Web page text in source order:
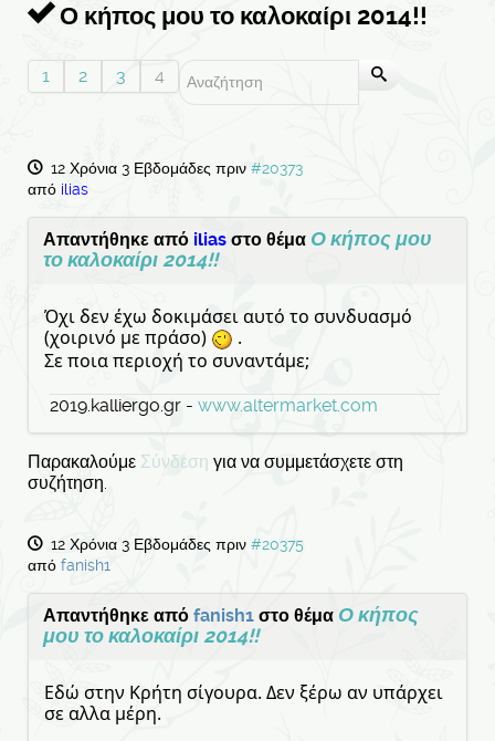
Ο κήπος μου το καλοκαίρι 2014!!
1 2 3 4
12 Χρόνια 3 Εβδομάδες πριν #20373
από ilias
Απαντήθηκε από ilias στο θέμα Ο κήπος μου
το καλοκαίρι 2014!!
Όχι δεν έχω δοκιμάσει αυτό το συνδυασμό
(χοιρινό με πράσο)
.
Σε ποια περιοχή το συναντάμε;
2019.kalliergo.gr - www.altermarket.com
Παρακαλούμε Σύνδεση για να συμμετάσχετε στη
συζήτηση.
12 Χρόνια 3 Εβδομάδες πριν #20375
από fanish1
Απαντήθηκε από fanish1 στο θέμα Ο κήπος
μου το καλοκαίρι 2014!!
Εδώ στην Κρήτη σίγουρα. Δεν ξέρω αν υπάρχει
σε αλλα μέρη.